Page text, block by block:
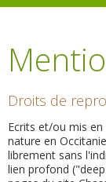
Droits de
Ecrits et/ou mis
nature en
librement sans
lien profond